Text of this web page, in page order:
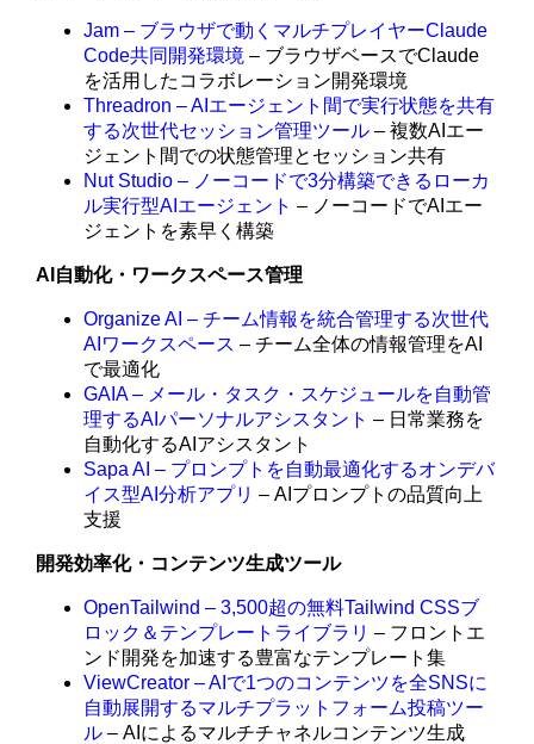
Jam – ブラウザで動くマルチプレイヤーClaude
Code共同開発環境 – ブラウザベースでClaude
を活用したコラボレーション開発環境
Threadron – AIエージェント間で実行状態を共有
する次世代セッション管理ツール – 複数AIエー
ジェント間での状態管理とセッション共有
Nut Studio – ノーコードで3分構築できるローカ
ル実行型AIエージェント – ノーコードでAIエー
ジェントを素早く構築
AI自動化・ワークスペース管理
Organize AI – チーム情報を統合管理する次世代
AIワークスペース – チーム全体の情報管理をAI
で最適化
GAIA – メール・タスク・スケジュールを自動管
理するAIパーソナルアシスタント – 日常業務を
自動化するAIアシスタント
Sapa AI – プロンプトを自動最適化するオンデバ
イス型AI分析アプリ – AIプロンプトの品質向上
支援
開発効率化・コンテンツ生成ツール
OpenTailwind – 3,500超の無料Tailwind CSSブ
ロック＆テンプレートライブラリ – フロントエ
ンド開発を加速する豊富なテンプレート集
ViewCreator – AIで1つのコンテンツを全SNSに
自動展開するマルチプラットフォーム投稿ツー
ル – AIによるマルチチャネルコンテンツ生成